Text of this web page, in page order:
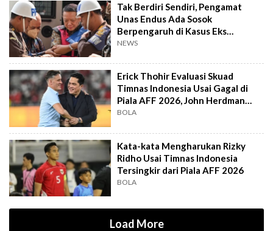
Tak Berdiri Sendiri, Pengamat
Unas Endus Ada Sosok
Berpengaruh di Kasus Eks
Jampidsus
NEWS
Erick Thohir Evaluasi Skuad
Timnas Indonesia Usai Gagal di
Piala AFF 2026, John Herdman
Out?
BOLA
Kata-kata Mengharukan Rizky
Ridho Usai Timnas Indonesia
Tersingkir dari Piala AFF 2026
BOLA
Load More